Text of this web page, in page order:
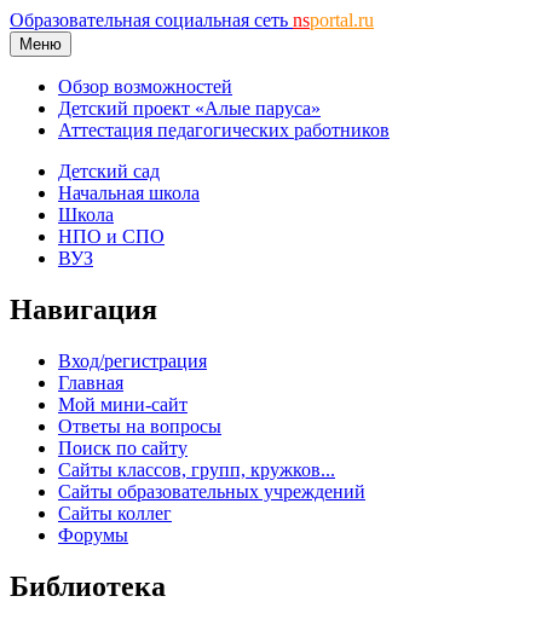
Образовательная социальная сеть nsportal.ru
Меню
Обзор возможностей
Детский проект «Алые паруса»
Аттестация педагогических работников
Детский сад
Начальная школа
Школа
НПО и СПО
ВУЗ
Навигация
Вход/регистрация
Главная
Мой мини-сайт
Ответы на вопросы
Поиск по сайту
Сайты классов, групп, кружков...
Сайты образовательных учреждений
Сайты коллег
Форумы
Библиотека